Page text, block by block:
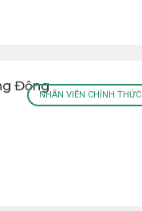
Động
NHÂN VIÊN CHÍNH THỨC